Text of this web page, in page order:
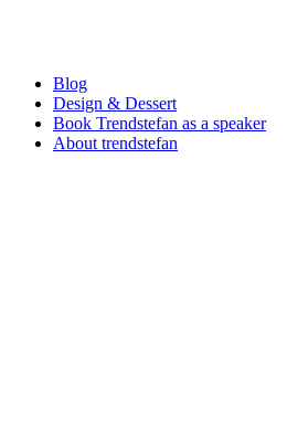
Blog
Design & Dessert
Book Trendstefan as a speaker
About trendstefan